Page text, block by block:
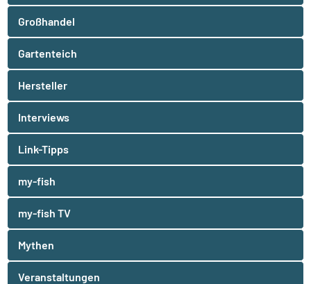
Großhandel
Gartenteich
Hersteller
Interviews
Link-Tipps
my-fish
my-fish TV
Mythen
Veranstaltungen